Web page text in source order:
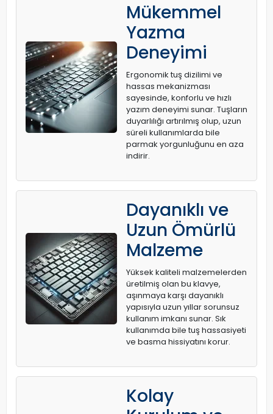
Mükemmel
Yazma
Deneyimi
Ergonomik tuş dizilimi ve
hassas mekanizması
sayesinde, konforlu ve hızlı
yazım deneyimi sunar. Tuşların
duyarlılığı artırılmış olup, uzun
süreli kullanımlarda bile
parmak yorgunluğunu en aza
indirir.
Dayanıklı ve
Uzun Ömürlü
Malzeme
Yüksek kaliteli malzemelerden
üretilmiş olan bu klavye,
aşınmaya karşı dayanıklı
yapısıyla uzun yıllar sorunsuz
kullanım imkanı sunar. Sık
kullanımda bile tuş hassasiyeti
ve basma hissiyatını korur.
Kolay